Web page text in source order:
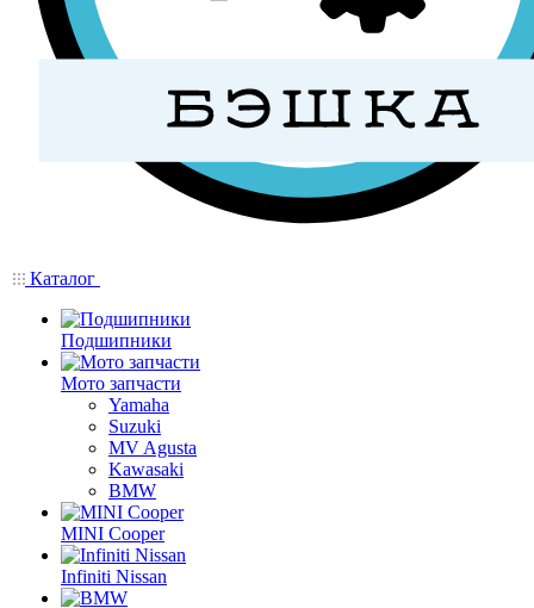
Каталог
Подшипники
Мото запчасти
Yamaha
Suzuki
MV Agusta
Kawasaki
BMW
MINI Cooper
Infiniti Nissan